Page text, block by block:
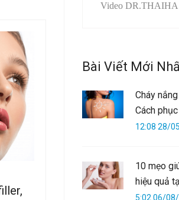
Video DR.THAIHA
Bài Viết Mới
Cháy
Cách
12:08 28/
10 mẹo
hiệu quả
5:02 06/